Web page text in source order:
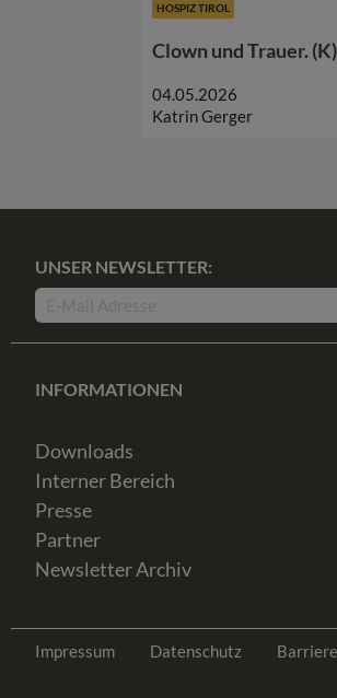
HOSPIZ TIROL
Clown und Trauer.
04.05.2026
Katrin Gerger
UNSER NEWSLETTER:
INFORMATIONEN
Downloads
Interner Bereich
Presse
Partner
Newsletter Archiv
Impressum Datenschutz